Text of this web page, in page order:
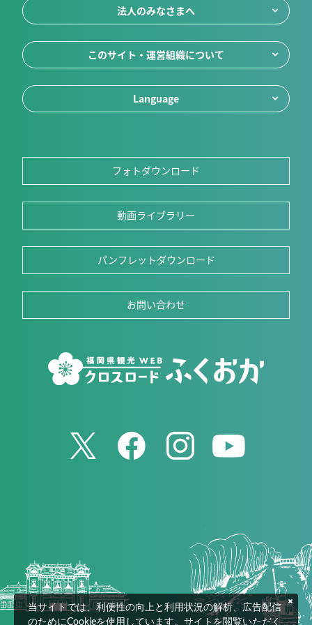
法人のみなさまへ
このサイト・運営組織について
Language
フォトダウンロード
動画ライブラリー
パンフレットダウンロード
お問い合わせ
当サイトでは、利便性の向上と利用状況の解析、広告配信
のためにCookieを使用しています。サイトを閲覧いただく